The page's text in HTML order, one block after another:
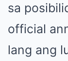
sa
official
lang ang